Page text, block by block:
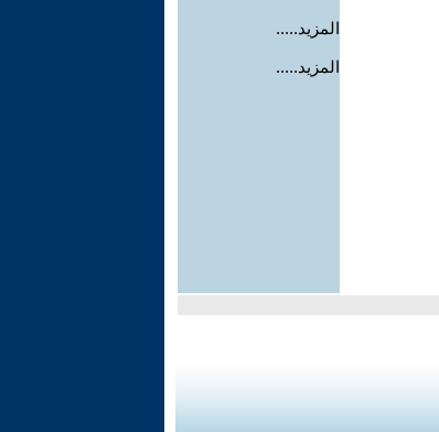
المزيد.....
المزيد.....